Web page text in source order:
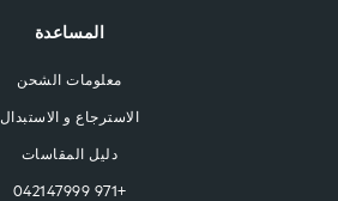
المساعدة
معلومات الشحن
الاسترجاع و الاستبدال
دليل المقاسات
+971 042147999